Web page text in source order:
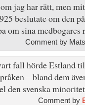
jag har rätt, men
beslutate om den
om sina medbogares
Comment by
fall hörde Estland
– bland dem
den svenska
Comment by